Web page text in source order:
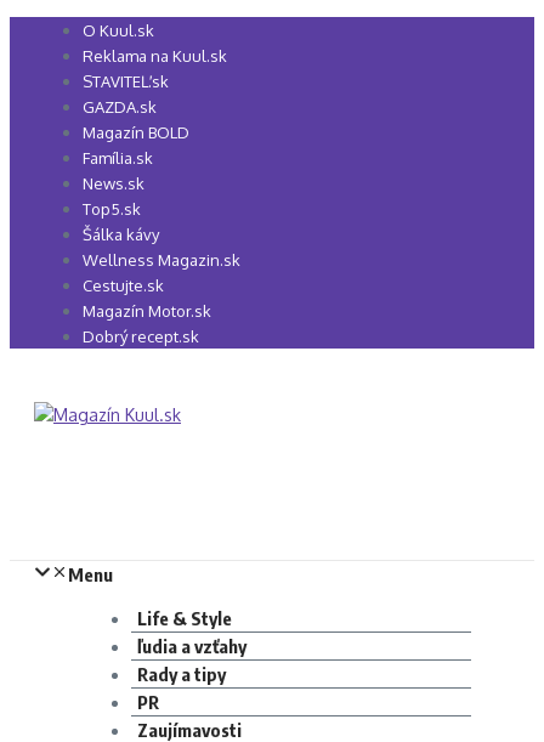
Preskočiť
O Kuul.sk
Reklama na Kuul.sk
STAVITEĽ.sk
GAZDA.sk
Magazín BOLD
Família.sk
News.sk
Top5.sk
Šálka kávy
Wellness Magazin.sk
Cestujte.sk
Magazín Motor.sk
Dobrý recept.sk
Menu
Life & Style
ľudia a vzťahy
Rady a tipy
PR
Zaujímavosti